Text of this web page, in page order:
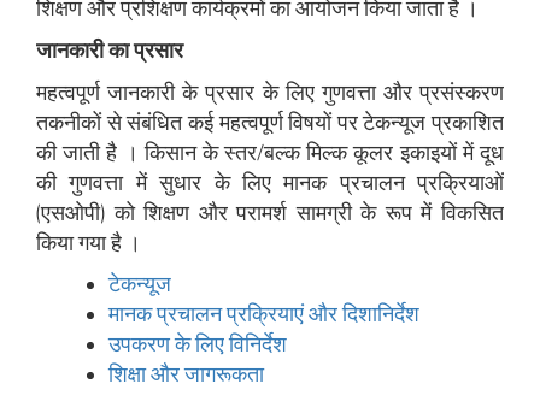
शिक्षण और प्रशिक्षण कार्यक्रमों का आयोजन किया जाता है ।
जानकारी का प्रसार
महत्वपूर्ण जानकारी के प्रसार के लिए गुणवत्ता और प्रसंस्करण
तकनीकों से संबंधित कई महत्वपूर्ण विषयों पर टेकन्यूज प्रकाशित
की जाती है । किसान के स्तर/बल्क मिल्क कूलर इकाइयों में दूध
की गुणवत्ता में सुधार के लिए मानक प्रचालन प्रक्रियाओं
(एसओपी) को शिक्षण और परामर्श सामग्री के रूप में विकसित
किया गया है ।
टेकन्यूज
मानक प्रचालन प्रक्रियाएं और दिशानिर्देश
उपकरण के लिए विनिर्देश
शिक्षा और जागरूकता